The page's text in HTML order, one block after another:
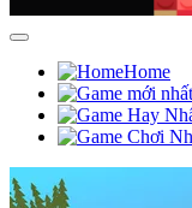
Home